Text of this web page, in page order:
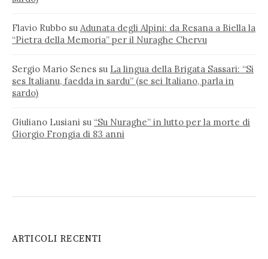
Flavio Rubbo su Adunata degli Alpini: da Resana a Biella la
“Pietra della Memoria” per il Nuraghe Chervu
Sergio Mario Senes su La lingua della Brigata Sassari: “Si
ses Italianu, faedda in sardu” (se sei Italiano, parla in
sardo)
Giuliano Lusiani su “Su Nuraghe” in lutto per la morte di
Giorgio Frongia di 83 anni
ARTICOLI RECENTI